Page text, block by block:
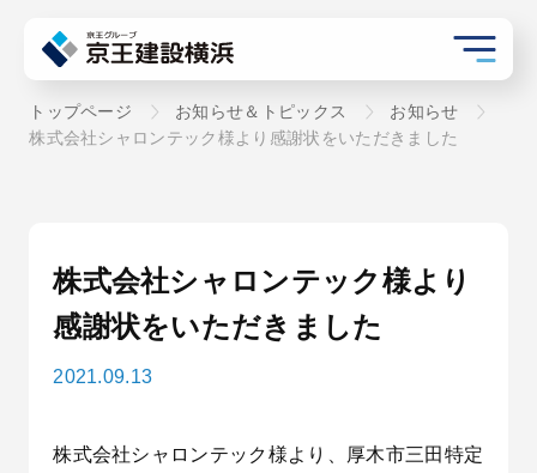
トップページ お知らせ＆トピックス
お知らせ
株式会社シャロンテック様より感謝状をいただきました
株式会社シャロンテック様より
感謝状をいただきました
2021.09.13
株式会社シャロンテック様より、厚木市三田特定